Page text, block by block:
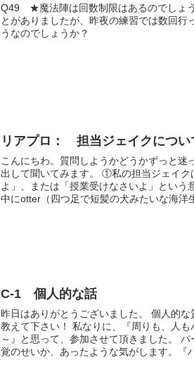
Q49 ★魔法陣は回数制限はあるのでしょ
とがありましたが、昨夜の練習では数回行
うなのでしょうか？
リアプロ： 担当ジェイクについ
こんにちわ。質問しようかどうかずっと迷
出して聞いてみます。 ①私の担当ジェイク
よ」、または「授業受けなさいよ」という
中にotter（四つ足で短髪の犬みたいな海洋
C-1 個人的な話
昨日はありがとうございました。 個人的
教えて下さい！ 私なりに、『周りも、人も
～』と思って、参加させて頂きました。
覚のせいか、あったような気がします。『